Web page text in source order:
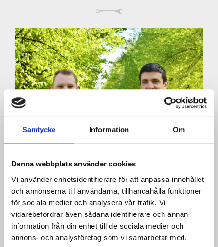
Samtycke Information Om
Denna webbplats använder cookies
Vi använder enhetsidentifierare för att anpassa innehållet
och annonserna till användarna, tillhandahålla funktioner
för sociala medier och analysera vår trafik. Vi
vidarebefordrar även sådana identifierare och annan
information från din enhet till de sociala medier och
annons- och analysföretag som vi samarbetar med.
26/05/2026
Nyanställda i Tierp
Kåver & Mellin fortsätter växa och vi